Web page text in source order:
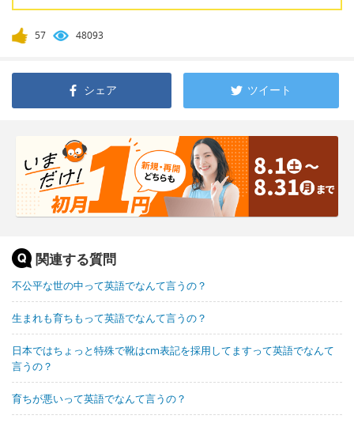
57 48093
シェア ツイート
関連する質問
不公平な世の中って英語でなんて言うの？
生まれも育ちもって英語でなんて言うの？
日本ではちょっと特殊で靴はcm表記を採用してますって英語でなんて
言うの？
育ちが悪いって英語でなんて言うの？